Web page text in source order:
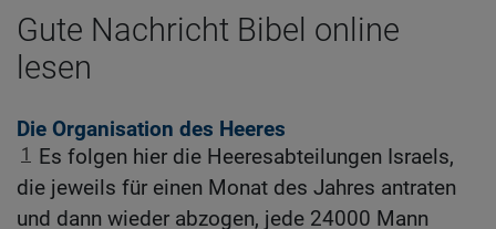
Gute Nachricht Bibel online
lesen
Die Organisation des Heeres
1
Es folgen hier die Heeresabteilungen Israels,
die jeweils für einen Monat des Jahres antraten
und dann wieder abzogen, jede 24000 Mann